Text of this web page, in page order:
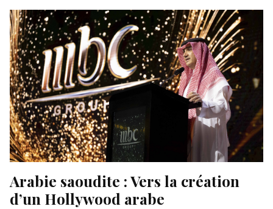
Arabie saoudite : Vers la création
d’un Hollywood arabe